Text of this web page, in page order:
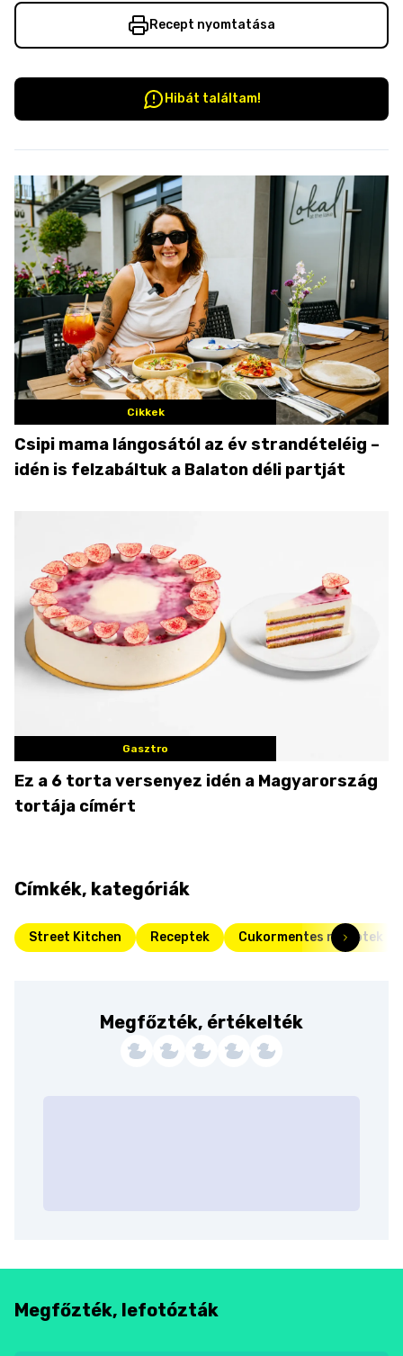
Recept nyomtatása
Hibát találtam!
Cikkek
Csipi mama lángosától az év strandételéig –
idén is felzabáltuk a Balaton déli partját
Gasztro
Ez a 6 torta versenyez idén a Magyarország
tortája címért
Címkék, kategóriák
Street Kitchen Receptek Cukormentes receptek
Megfőzték, értékelték
Megfőzték, lefotózták